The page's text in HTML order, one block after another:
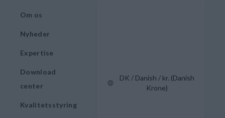
Om os
Nyheder
Expertise
Download
center
Kvalitetsstyring
DK / Danish / kr. (Danish
Krone)